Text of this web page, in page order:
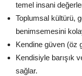
temel insani
Toplumsal kültürü,
benimsemesini
Kendine güven (öz
Kendisiyle barışık
sağlar.